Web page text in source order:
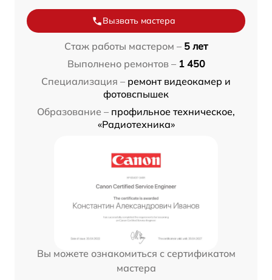
Вызвать мастера
Стаж работы мастером – 5 лет
Выполнено ремонтов – 1 450
Специализация – ремонт видеокамер и
фотовспышек
Образование – профильное техническое,
«Радиотехника»
Вы можете ознакомиться с сертификатом
мастера